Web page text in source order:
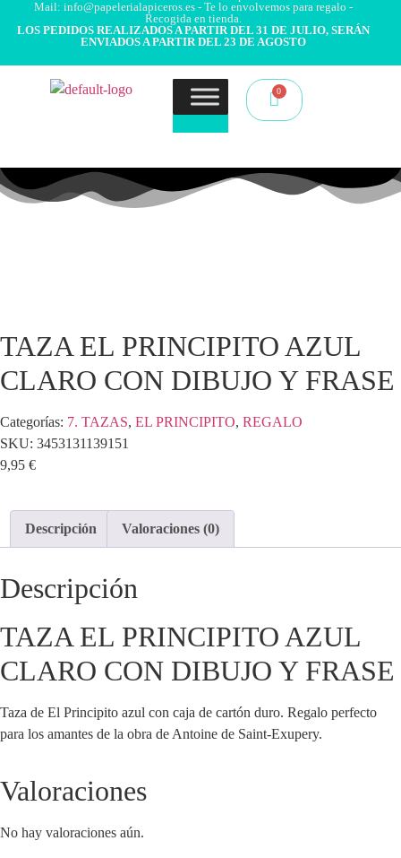
Mail: info@papelerialapiceros.es - Te lo envolvemos para regalo -
Recogida en tienda.
LOS PEDIDOS REALIZADOS A PARTIR DEL 31 DE JULIO, SERÁN
ENVIADOS A PARTIR DEL 23 DE AGOSTO
TAZA EL PRINCIPITO AZUL
CLARO CON DIBUJO Y FRASE
Categorías: 7. TAZAS, EL PRINCIPITO, REGALO
SKU: 3453131139151
9,95 €
Descripción Valoraciones (0)
Descripción
TAZA EL PRINCIPITO AZUL
CLARO CON DIBUJO Y FRASE
Taza de El Principito azul con caja de cartón duro. Regalo perfecto
para los amantes de la obra de Antoine de Saint-Exupery.
Valoraciones
No hay valoraciones aún.